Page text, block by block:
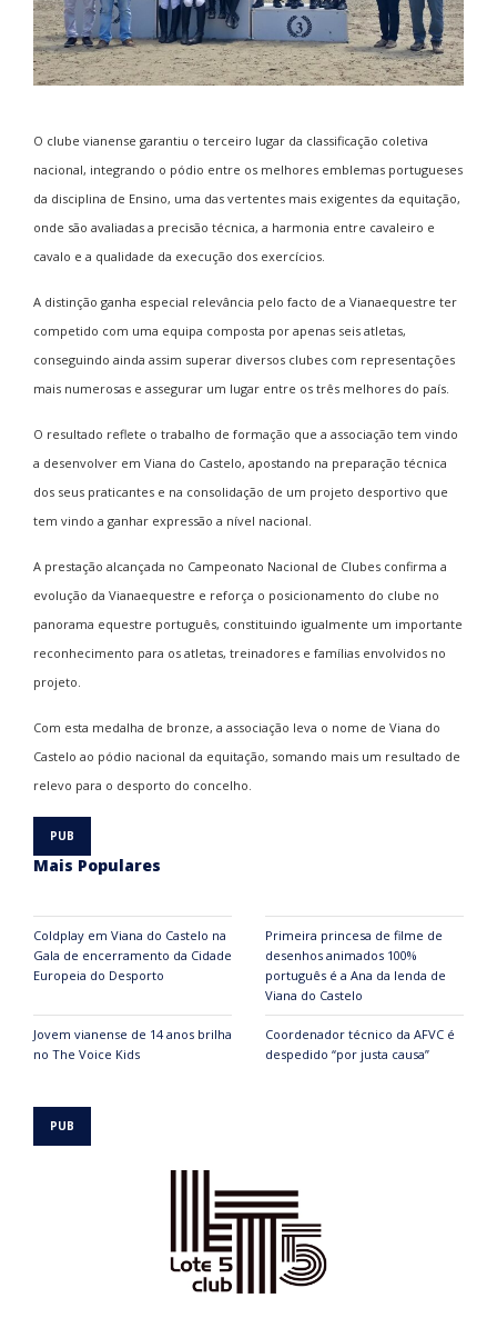
O clube vianense garantiu o terceiro lugar da classificação coletiva
nacional, integrando o pódio entre os melhores emblemas portugueses
da disciplina de Ensino, uma das vertentes mais exigentes da equitação,
onde são avaliadas a precisão técnica, a harmonia entre cavaleiro e
cavalo e a qualidade da execução dos exercícios.
A distinção ganha especial relevância pelo facto de a Vianaequestre ter
competido com uma equipa composta por apenas seis atletas,
conseguindo ainda assim superar diversos clubes com representações
mais numerosas e assegurar um lugar entre os três melhores do país.
O resultado reflete o trabalho de formação que a associação tem vindo
a desenvolver em Viana do Castelo, apostando na preparação técnica
dos seus praticantes e na consolidação de um projeto desportivo que
tem vindo a ganhar expressão a nível nacional.
A prestação alcançada no Campeonato Nacional de Clubes confirma a
evolução da Vianaequestre e reforça o posicionamento do clube no
panorama equestre português, constituindo igualmente um importante
reconhecimento para os atletas, treinadores e famílias envolvidos no
projeto.
Com esta medalha de bronze, a associação leva o nome de Viana do
Castelo ao pódio nacional da equitação, somando mais um resultado de
relevo para o desporto do concelho.
Mais Populares
Coldplay em Viana do Castelo na
Gala de encerramento da Cidade
Europeia do Desporto
Primeira princesa de filme de
desenhos animados 100%
português é a Ana da lenda de
Viana do Castelo
Jovem vianense de 14 anos brilha
no The Voice Kids
Coordenador técnico da AFVC é
despedido “por justa causa”